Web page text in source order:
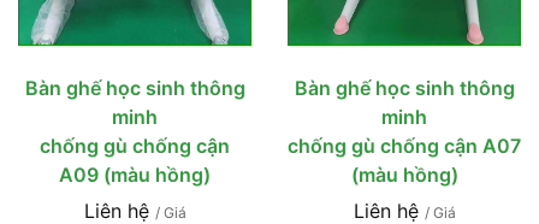
Bàn ghế học sinh thông
minh
chống gù chống cận
A09 (màu hồng)
Liên hệ / Giá
Bàn ghế học sinh thông
minh
chống gù chống cận A07
(màu hồng)
Liên hệ / Giá